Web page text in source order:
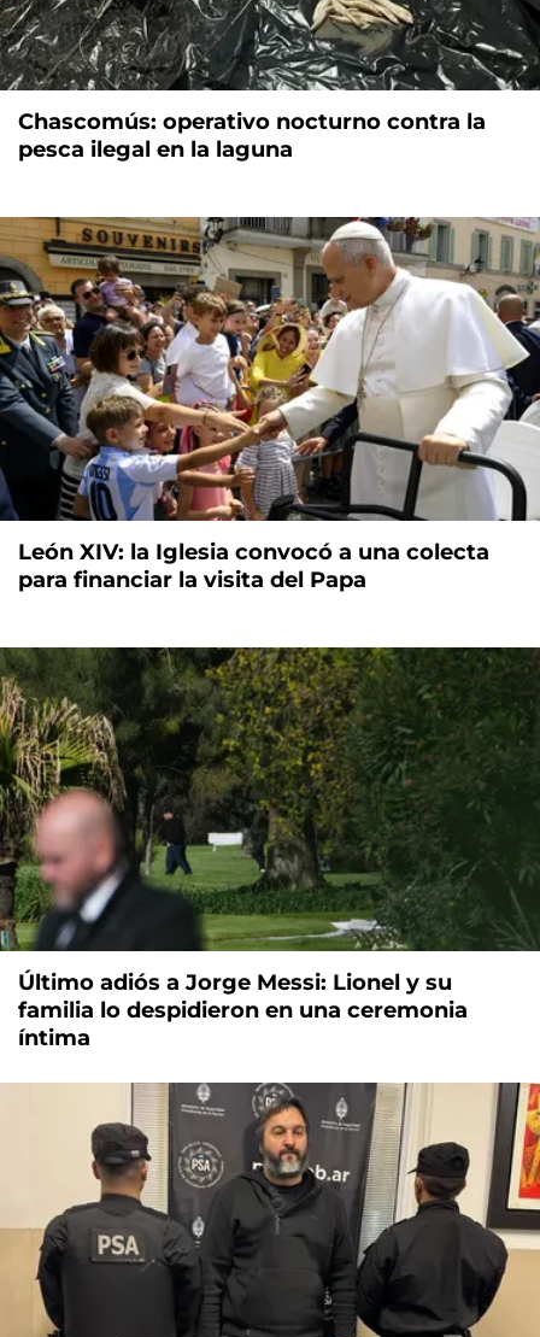
Chascomús: operativo nocturno contra la
pesca ilegal en la laguna
León XIV: la Iglesia convocó a una colecta
para financiar la visita del Papa
Último adiós a Jorge Messi: Lionel y su
familia lo despidieron en una ceremonia
íntima